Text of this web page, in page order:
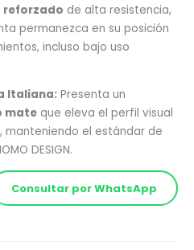
reforzado de alta resistencia,
permanezca en su posición
incluso bajo uso
Italiana: Presenta un
mate que eleva el perfil visual
manteniendo el estándar de
DESIGN.
Consultar por WhatsApp